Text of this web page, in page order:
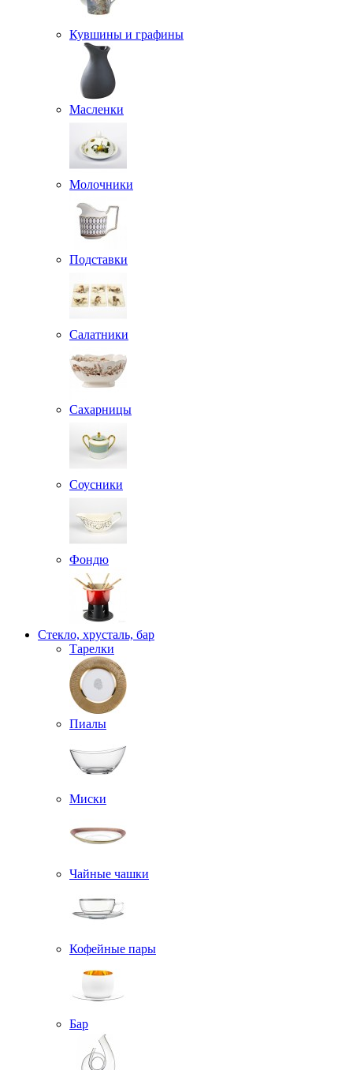
Кувшины и графины
Масленки
Молочники
Подставки
Салатники
Сахарницы
Соусники
Фондю
Стекло, хрусталь, бар
Тарелки
Пиалы
Миски
Чайные чашки
Кофейные пары
Бар